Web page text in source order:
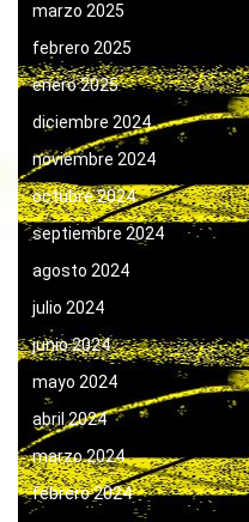
marzo 2025
febrero 2025
enero 2025
diciembre 2024
noviembre 2024
octubre 2024
septiembre 2024
agosto 2024
julio 2024
junio 2024
mayo 2024
abril 2024
marzo 2024
febrero 2024